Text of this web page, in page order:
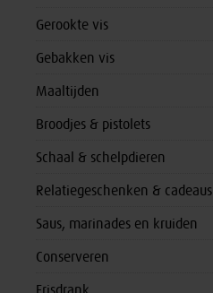
Gerookte vis
Gebakken vis
Maaltijden
Broodjes & pistolets
Schaal & schelpdieren
Relatiegeschenken & cadeaus
Saus, marinades en kruiden
Conserveren
Frisdrank